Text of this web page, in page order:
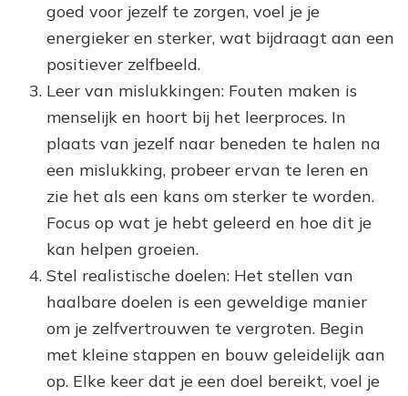
goed voor jezelf te zorgen, voel je je
energieker en sterker, wat bijdraagt ​​aan een
positiever zelfbeeld.
Leer van mislukkingen: Fouten maken is
menselijk en hoort bij het leerproces. In
plaats van jezelf naar beneden te halen na
een mislukking, probeer ervan te leren en
zie het als een kans om sterker te worden.
Focus op wat je hebt geleerd en hoe dit je
kan helpen groeien.
Stel realistische doelen: Het stellen van
haalbare doelen is een geweldige manier
om je zelfvertrouwen te vergroten. Begin
met kleine stappen en bouw geleidelijk aan
op. Elke keer dat je een doel bereikt, voel je